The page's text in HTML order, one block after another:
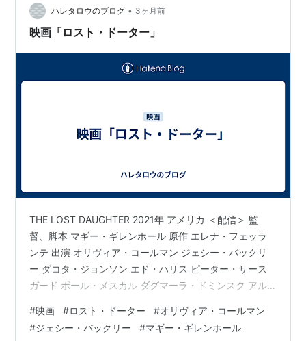
ハレタロウのブログ • 3ヶ月前
映画「ロスト・ドーター」
THE LOST DAUGHTER 2021年 アメリカ ＜配信＞ 監
督、脚本 マギー・ギレンホール 原作 エレナ・フェッラ
ンテ 出演 オリヴィア・コールマン ジェシー・バックリ
ー ダコタ・ジョンソン エド・ハリス ピーター・サース
ガード ポール・メスカル ダグマーラ・ドミンスク アル
ャクソン＝コーエン パノス・コロニス ほか ヴァカンス
の地で子育ての頃を思い出す母親。心理描写が多くてわ
#映画 #ロスト・ドーター #オリヴィア・コールマン
#ジェシー・バックリー #マギー・ギレンホール